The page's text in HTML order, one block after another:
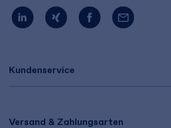
Kundenservice
Versand & Zahlungsarten